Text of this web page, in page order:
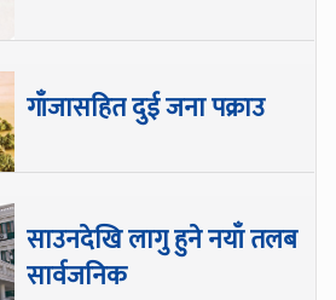
गाँजासहित दुई जना पक्राउ
साउनदेखि लागु हुने नयाँ तलब
सार्वजनिक